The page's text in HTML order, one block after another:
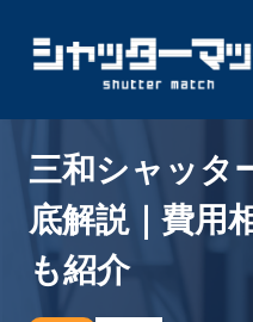
content
三和シャッタ
底解説｜費用
も紹介